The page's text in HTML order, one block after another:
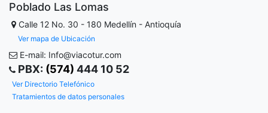
Poblado Las Lomas
Calle 12 No. 30 - 180 Medellín - Antioquía
Ver mapa de Ubicación
E-mail: Info@viacotur.com
PBX: (574) 444 10 52
Ver Directorio Telefónico
Tratamientos de datos personales